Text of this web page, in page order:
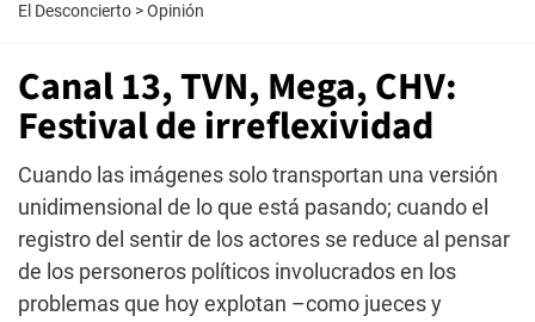
El Desconcierto >Opinión
Canal 13, TVN, Mega, CHV:
Festival de irreflexividad
Cuando las imágenes solo transportan una versión
unidimensional de lo que está pasando; cuando el
registro del sentir de los actores se reduce al pensar
de los personeros políticos involucrados en los
problemas que hoy explotan –como jueces y